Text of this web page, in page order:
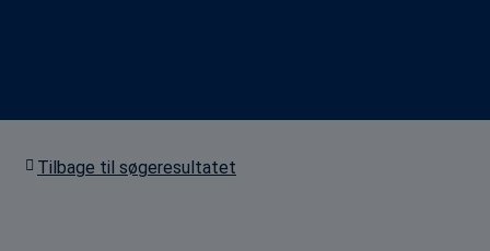
Tilbage til søgeresultatet